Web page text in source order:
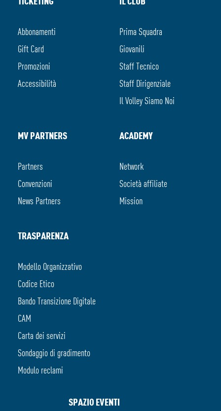
Abbonamenti
Gift Card
Promozioni
Accessibilità
Prima Squadra
Giovanili
Staff Tecnico
Staff Dirigenziale
Il Volley Siamo Noi
MV PARTNERS
Partners
Convenzioni
News Partners
ACADEMY
Network
Società affiliate
Mission
TRASPARENZA
Modello Organizzativo
Codice Etico
Bando Transizione Digitale
CAM
Carta dei servizi
Sondaggio di gradimento
Modulo reclami
SPAZIO EVENTI